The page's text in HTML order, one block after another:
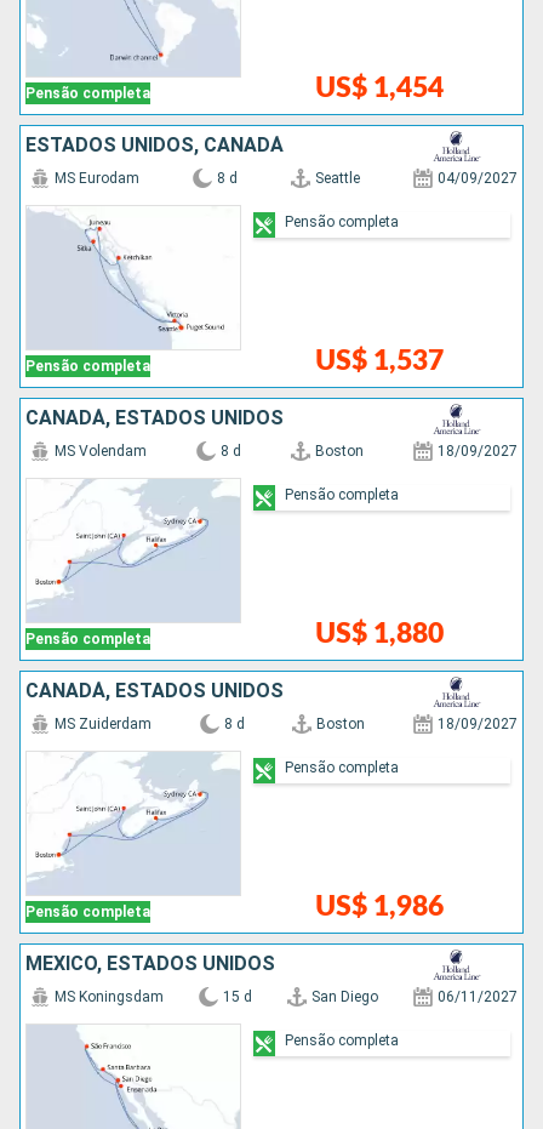
Pensão completa US$ 1,454
ESTADOS UNIDOS, CANADÁ
Pensão completa
MS Eurodam 8 d Seattle 04/09/2027
US$ 1,537
Pensão completa
CANADÁ, ESTADOS UNIDOS
Pensão completa
MS Volendam 8 d Boston 18/09/2027
US$ 1,880
Pensão completa
CANADÁ, ESTADOS UNIDOS
Pensão completa
MS Zuiderdam 8 d Boston 18/09/2027
US$ 1,986
Pensão completa
MÉXICO, ESTADOS UNIDOS
MS Koningsdam 15 d San Diego 06/11/2027
Pensão completa